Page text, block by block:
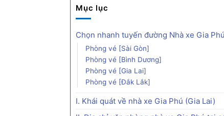
Mục lục
Chọn nhanh tuyến đường Nhà xe Gia Phú
Phòng vé [Sài Gòn]
Phòng vé [Bình Dương]
Phòng vé [Gia Lai]
Phòng vé [Đắk Lắk]
I. Khái quát về nhà xe Gia Phú (Gia Lai)